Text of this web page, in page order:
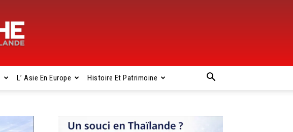
L’ Asie En Europe Histoire Et Patrimoine